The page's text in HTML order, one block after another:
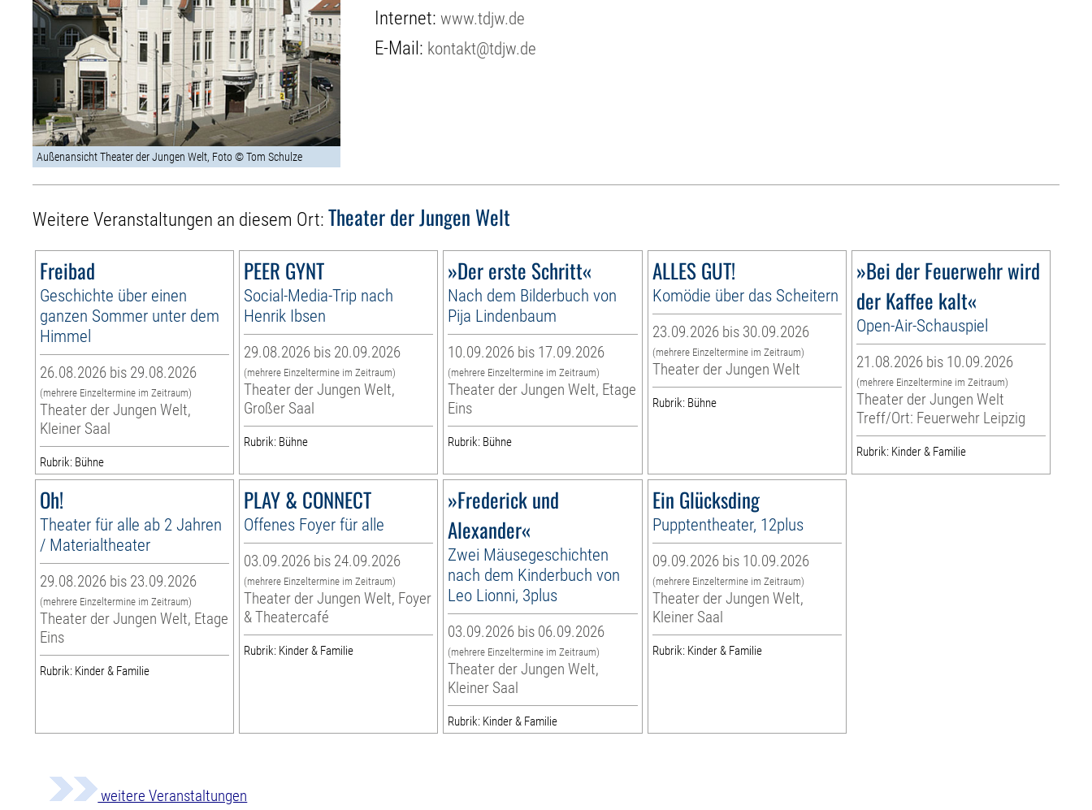
Außenansicht Theater der Jungen Welt, Foto © Tom Schulze
Internet:www.tdjw.de
E-Mail: kontakt@tdjw.de
Weitere Veranstaltungen an diesem Ort: Theater der Jungen Welt
Freibad
Geschichte über einen
ganzen Sommer unter dem
Himmel
26.08.2026 bis 29.08.2026
(mehrere Einzeltermine im Zeitraum)
Theater der Jungen Welt,
Kleiner Saal
Rubrik: Bühne
PEER GYNT
Social-Media-Trip nach
Henrik Ibsen
29.08.2026 bis 20.09.2026
(mehrere Einzeltermine im Zeitraum)
Theater der Jungen Welt,
Großer Saal
Rubrik: Bühne
»Der erste Schritt«
Nach dem Bilderbuch von
Pija Lindenbaum
10.09.2026 bis 17.09.2026
(mehrere Einzeltermine im Zeitraum)
Theater der Jungen Welt, Etage
Eins
Rubrik: Bühne
ALLES GUT!
Komödie über das Scheitern
23.09.2026 bis 30.09.2026
(mehrere Einzeltermine im Zeitraum)
Theater der Jungen Welt
Rubrik: Bühne
»Bei der Feuerwehr wird
der Kaffee kalt«
Open-Air-Schauspiel
21.08.2026 bis 10.09.2026
(mehrere Einzeltermine im Zeitraum)
Theater der Jungen Welt
Treff/Ort: Feuerwehr Leipzig
Rubrik: Kinder & Familie
Oh!
Theater für alle ab 2 Jahren
/ Materialtheater
29.08.2026 bis 23.09.2026
(mehrere Einzeltermine im Zeitraum)
Theater der Jungen Welt, Etage
Eins
Rubrik: Kinder & Familie
PLAY & CONNECT
Offenes Foyer für alle
03.09.2026 bis 24.09.2026
(mehrere Einzeltermine im Zeitraum)
Theater der Jungen Welt, Foyer
& Theatercafé
Rubrik: Kinder & Familie
»Frederick und
Alexander«
Zwei Mäusegeschichten
nach dem Kinderbuch von
Leo Lionni, 3plus
03.09.2026 bis 06.09.2026
(mehrere Einzeltermine im Zeitraum)
Theater der Jungen Welt,
Kleiner Saal
Rubrik: Kinder & Familie
Ein Glücksding
Pupptentheater, 12plus
09.09.2026 bis 10.09.2026
(mehrere Einzeltermine im Zeitraum)
Theater der Jungen Welt,
Kleiner Saal
Rubrik: Kinder & Familie
weitere Veranstaltungen